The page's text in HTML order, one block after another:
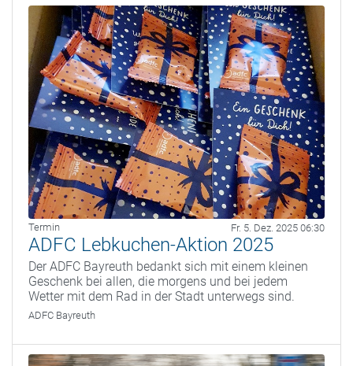
Termin Fr. 5. Dez. 2025 06:30
ADFC Lebkuchen-Aktion 2025
Der ADFC Bayreuth bedankt sich mit einem kleinen
Geschenk bei allen, die morgens und bei jedem
Wetter mit dem Rad in der Stadt unterwegs sind.
ADFC Bayreuth